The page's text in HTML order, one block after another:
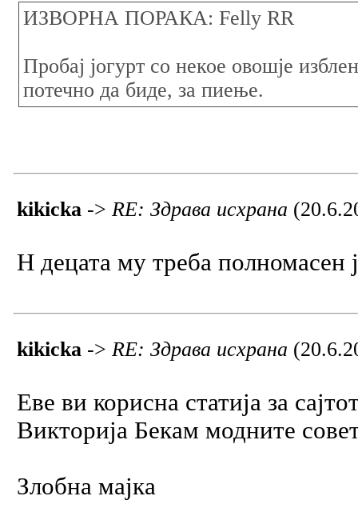
ИЗВОРНА ПОРАКА: Felly RR
Пробај јогурт со некое овошје
потечно да биде, за пиење.
kikicka -> RE: Здрава исхрана
Н децата му треба полномасен
kikicka -> RE: Здрава исхрана
Еве ви корисна статија за
Викторија Бекам модните
Злобна мајка